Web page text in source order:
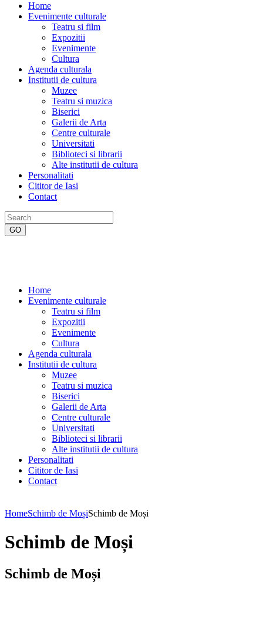
Home
Evenimente culturale
Teatru si film
Expozitii
Evenimente
Cultura
Agenda culturala
Institutii de cultura
Muzee
Teatru si muzica
Biserici
Galerii de Arta
Centre culturale
Universitati
Biblioteci si librarii
Alte institutii de cultura
Personalitati
Cititor de Iasi
Contact
Home
Evenimente culturale
Teatru si film
Expozitii
Evenimente
Cultura
Agenda culturala
Institutii de cultura
Muzee
Teatru si muzica
Biserici
Galerii de Arta
Centre culturale
Universitati
Biblioteci si librarii
Alte institutii de cultura
Personalitati
Cititor de Iasi
Contact
HomeSchimb de MoșiSchimb de Moși
Schimb de Moși
Schimb de Moși